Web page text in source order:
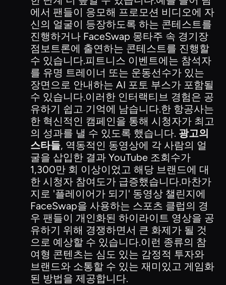
에서 팬들이 응모해 프로모션 비디오에 자
신의 얼굴이 등장하도록 하는 콘테스트를
진행하거나 FaceSwap 몽타주 속 경기장
점보트론에 출연하는 콘테스트를 진행할
수 있습니다.피트니스 이벤트에는 참석자
를 유명 트레이너 또는 운동선수가 있는
장면으로 안내하는 AI 포토 부스가 포함될
수 있습니다.이러한 인터랙티브 경험은 공
유하기 쉽고 기억에 남습니다.한 항공사는
한 혁신적인 캠페인을 통해 시청자가 최고
의 성과를 낼 수 있도록 했습니다. 광고의
스타들, 역동적인 동영상에 각 사람의 얼
굴을 삽입한 결과 YouTube 조회수가
1,300만 회 이상이었고 해당 브랜드에 대
한 시청자 참여도가 급증했습니다.마찬가
지로 '플레이어가 되기' 동영상 챌린지에
FaceSwap을 사용하는 스포츠 클럽의 경
우 팬들이 개인화된 하이라이트 영상을 공
유하기 위해 경쟁하면서 큰 화제가 될 것
으로 예상할 수 있습니다.이런 종류의 참
여형 콘텐츠는 심도 있는 감정적 투자와
브랜드와 소통할 수 있는 재미있고 게임화
된 방법을 제공합니다.